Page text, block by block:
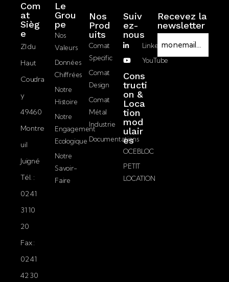
Com
at
Sièg
e
ZI du
Haut
Coudra
y
49460
Montre
uil
Juigné
Tél. :
02 41
31 10
20
Fax :
02 41
42 30
Le
Grou
pe
Nos
Valeurs
Données
Chiffrées
Notre
Histoire
Notre
Engagement
Ecologique
Notre
Savoir-
Faire
Nos
Prod
Uits
Comat
Specific
Comat
Design
Comat
Métal
Industrie
Documentations
Suiv
ez-
nous
LinkedIn
YouTube
Cons
tructi
on &
Loca
tion
mod
ulair
es
OCEBLOC
PETIT
LOCATION
Recevez la
newsletter
-
m
R
G
P